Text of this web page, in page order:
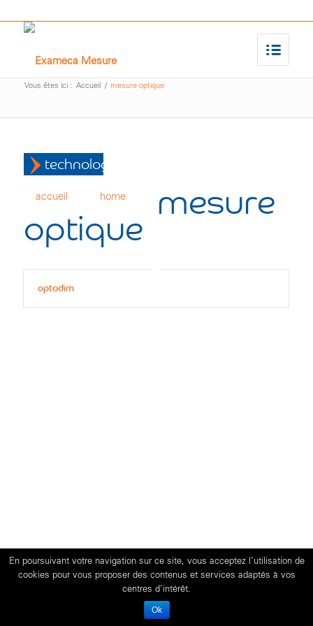
Vous êtes ici : Accueil / mesure optique
technologies
accueil home mesure
optique
optodim
En poursuivant votre navigation sur ce site, vous acceptez l’utilisation de
cookies pour vous proposer des contenus et services adaptés à vos
centres d’intérêt.
Ok